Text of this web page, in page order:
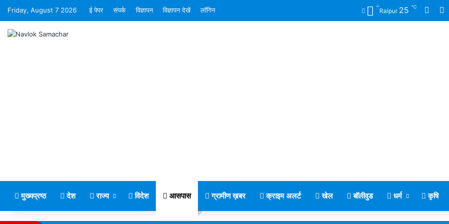
Friday, August 7 2026 ई पेपर संपर्क विज्ञापन विज्ञापन देखें लॉगिन Raipur 25 ℃
मुख्यप्रष्ठ देश राज्य विदेश आसपास ग्रामीण ख़बर क्राइम अलर्ट खेल बॉलीवुड धर्म कृषि